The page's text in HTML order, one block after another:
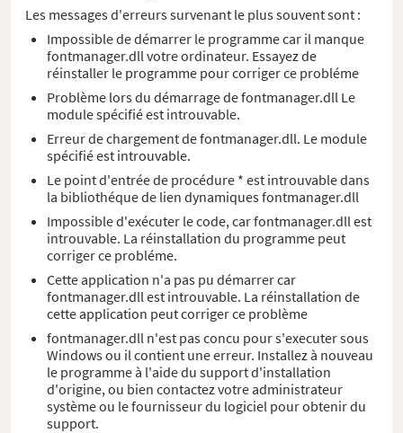
Les messages d'erreurs survenant le plus souvent sont :
Impossible de démarrer le programme car il manque
fontmanager.dll votre ordinateur. Essayez de
réinstaller le programme pour corriger ce probléme
Problème lors du démarrage de fontmanager.dll Le
module spécifié est introuvable.
Erreur de chargement de fontmanager.dll. Le module
spécifié est introuvable.
Le point d'entrée de procédure * est introuvable dans
la bibliothéque de lien dynamiques fontmanager.dll
Impossible d'exécuter le code, car fontmanager.dll est
introuvable. La réinstallation du programme peut
corriger ce probléme.
Cette application n'a pas pu démarrer car
fontmanager.dll est introuvable. La réinstallation de
cette application peut corriger ce problème
fontmanager.dll n'est pas concu pour s'executer sous
Windows ou il contient une erreur. Installez à nouveau
le programme à l'aide du support d'installation
d'origine, ou bien contactez votre administrateur
système ou le fournisseur du logiciel pour obtenir du
support.